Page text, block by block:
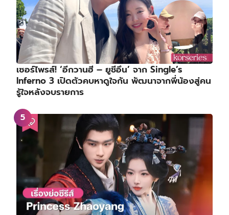
เซอร์ไพรส์! ‘อีกวานฮี – ยูชีอึน’ จาก Single’s
Inferno 3 เปิดตัวคบหาดูใจกัน พัฒนาจากพี่น้องสู่คน
รู้ใจหลังจบรายการ